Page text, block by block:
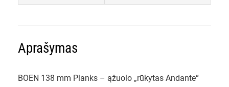
Aprašymas
BOEN 138 mm Planks – ąžuolo „rūkytas Andante“